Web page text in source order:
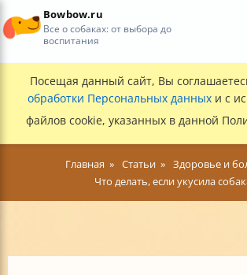
Bowbow.ru
Все о собаках: от выбора до
воспитания
Посещая данный сайт, Вы
обработки Персональных данных и с
файлов cookie, указанных в данной
Главная Статьи
Здоровье и
Что делать, если укусила